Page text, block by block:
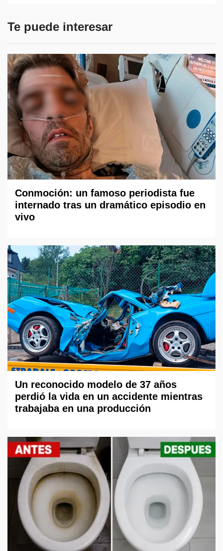
Te puede interesar
Conmoción: un famoso periodista fue
internado tras un dramático episodio en
vivo
Un reconocido modelo de 37 años
perdió la vida en un accidente mientras
trabajaba en una producción